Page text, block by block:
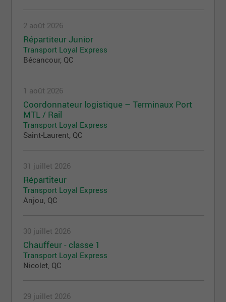
2 août 2026
Répartiteur Junior
Transport Loyal Express
Bécancour, QC
1 août 2026
Coordonnateur logistique – Terminaux Port
MTL / Rail
Transport Loyal Express
Saint-Laurent, QC
31 juillet 2026
Répartiteur
Transport Loyal Express
Anjou, QC
30 juillet 2026
Chauffeur - classe 1
Transport Loyal Express
Nicolet, QC
29 juillet 2026